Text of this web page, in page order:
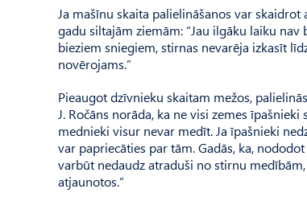
Ja mašīnu skaita palielināšanos var
gadu siltajām ziemām: “Jau ilgāku laiku
bieziem sniegiem, stirnas nevarēja izkasīt
novērojams.”
Pieaugot dzīvnieku skaitam mežos,
J. Ročāns norāda, ka ne visi zemes
mednieki visur nevar medīt. Ja īpašnieki
var papriecāties par tām. Gadās, ka,
varbūt nedaudz atraduši no stirnu
atjaunotos.”